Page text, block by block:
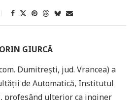
GIURCĂ
Dumitrești, jud. Vrancea) a
de Automatică, Institutul
profesând ulterior ca inginer